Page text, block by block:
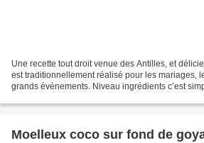
Une recette tout droit venue des Antilles, et
est traditionnellement réalisé pour les mariages,
grands évènements. Niveau ingrédients c’est
Moelleux coco sur fond de